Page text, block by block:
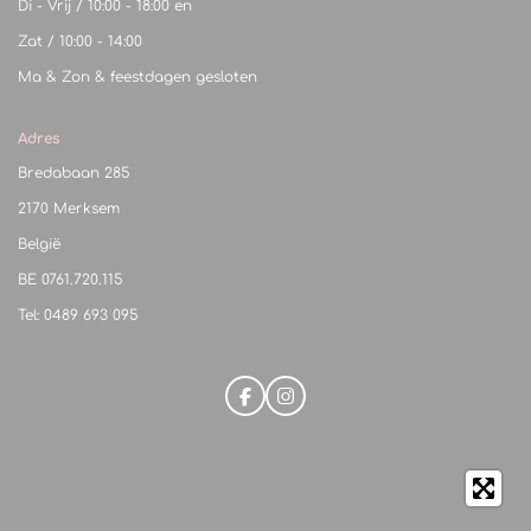
Di - Vrij / 10:00 - 18:00 en
Zat / 10:00 - 14:00
Ma & Zon & feestdagen gesloten
Adres
Bredabaan 285
2170 Merksem
België
BE 0761.720.115
Tel: 0489 693 095
F
a
I
n